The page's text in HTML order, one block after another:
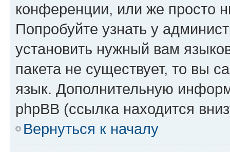
конференции, или же просто
Попробуйте узнать у
установить нужный вам
пакета не существует, то вы
язык. Дополнительную
phpBB (ссылка находится
Вернуться к началу